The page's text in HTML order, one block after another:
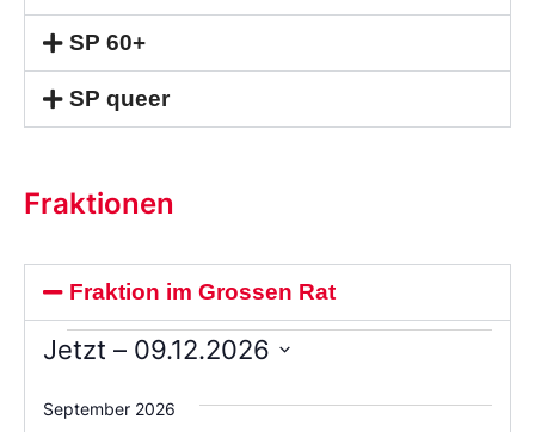
SP 60+
SP queer
Fraktionen
Fraktion im Grossen Rat
Jetzt – 09.12.2026
Sie
das
September 2026